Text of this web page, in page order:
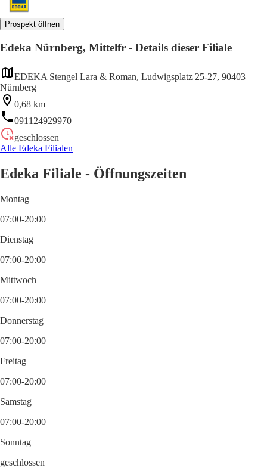
Prospekt öffnen
Edeka Nürnberg, Mittelfr - Details dieser Filiale
EDEKA Stengel Lara & Roman, Ludwigsplatz 25-27, 90403
Nürnberg
0,68 km
091124929970
geschlossen
Alle Edeka Filialen
Edeka Filiale - Öffnungszeiten
Montag
07:00-20:00
Dienstag
07:00-20:00
Mittwoch
07:00-20:00
Donnerstag
07:00-20:00
Freitag
07:00-20:00
Samstag
07:00-20:00
Sonntag
geschlossen